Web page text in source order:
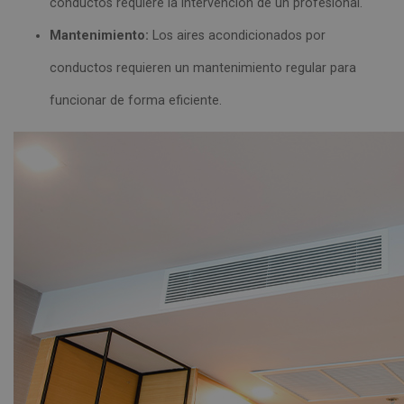
Mantenimiento: Los aires acondicionados por
conductos requieren un mantenimiento regular para
funcionar de forma eficiente.